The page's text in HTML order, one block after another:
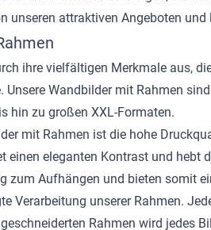
unseren attraktiven Angeboten
ihre vielfältigen Merkmale aus,
Wandbilder mit Rahmen
hin zu großen XXL-Formaten.
mit Rahmen ist die hohe
einen eleganten Kontrast und
zum Aufhängen und bieten somit
Verarbeitung unserer Rahmen.
Rahmen wird jedes